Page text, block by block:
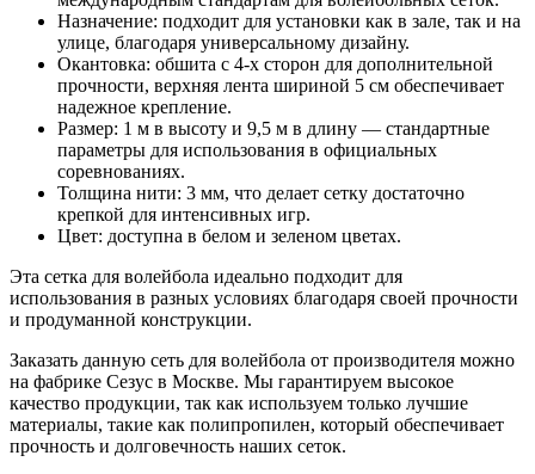
Назначение: подходит для установки как в зале, так и на
улице, благодаря универсальному дизайну.
Окантовка: обшита с 4-х сторон для дополнительной
прочности, верхняя лента шириной 5 см обеспечивает
надежное крепление.
Размер: 1 м в высоту и 9,5 м в длину — стандартные
параметры для использования в официальных
соревнованиях.
Толщина нити: 3 мм, что делает сетку достаточно
крепкой для интенсивных игр.
Цвет: доступна в белом и зеленом цветах.
Эта сетка для волейбола идеально подходит для
использования в разных условиях благодаря своей прочности
и продуманной конструкции.
Заказать данную сеть для волейбола от производителя можно
на фабрике Сезус в Москве. Мы гарантируем высокое
качество продукции, так как используем только лучшие
материалы, такие как полипропилен, который обеспечивает
прочность и долговечность наших сеток.